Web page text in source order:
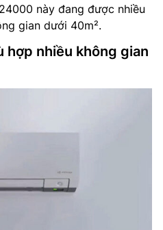
này đang được nhiều
gian dưới 40m².
hợp nhiều không gian